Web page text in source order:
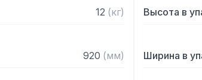
12 (кг) Высота в
920 (мм) Ширина в